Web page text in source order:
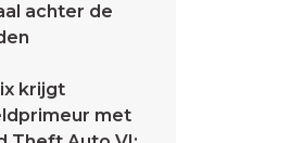
achter de
krijgt
met